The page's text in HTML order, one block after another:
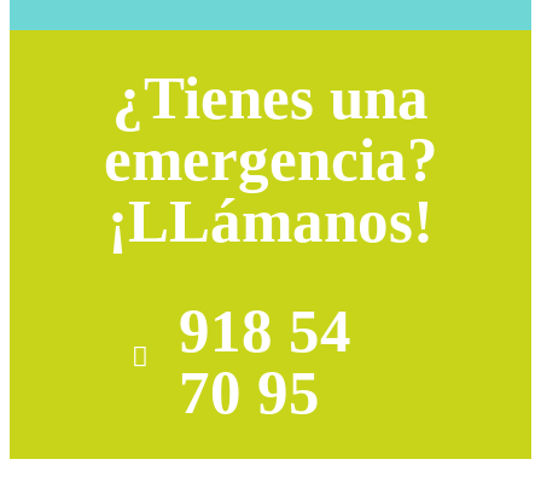
¿Tienes una
emergencia?
¡LLámanos!
918 54
70 95